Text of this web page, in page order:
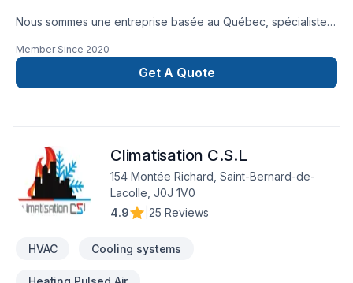
Nous sommes une entreprise basée au Québec, spécialiste
milliers de personnes qui nous ont fait confiance pour
contribuer à leur confort et leur tranquillité d'esprit.
Member Since 2020
Get A Quote
Climatisation C.S.L
154 Montée Richard, Saint-Bernard-de-
Lacolle, J0J 1V0
4.9
25 Reviews
HVAC Cooling systems